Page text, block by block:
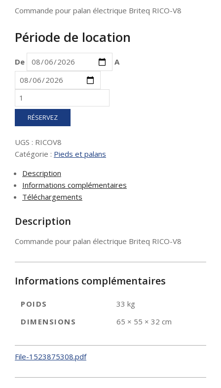
Commande pour palan électrique Briteq RICO-V8
Période de location
De A
quantité
de
Commande
pour
électrique
Briteq
V8
RÉSERVEZ
UGS : RICOV8
Catégorie : Pieds et palans
Description
Informations complémentaires
Téléchargements
Description
Commande pour palan électrique Briteq RICO-V8
Informations complémentaires
POIDS
33 kg
DIMENSIONS
65 × 55 × 32 cm
File-1523875308.pdf